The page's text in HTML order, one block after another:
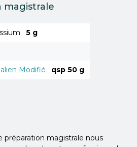
magistrale
5 g
Modifié qsp 50 g
préparation magistrale nous